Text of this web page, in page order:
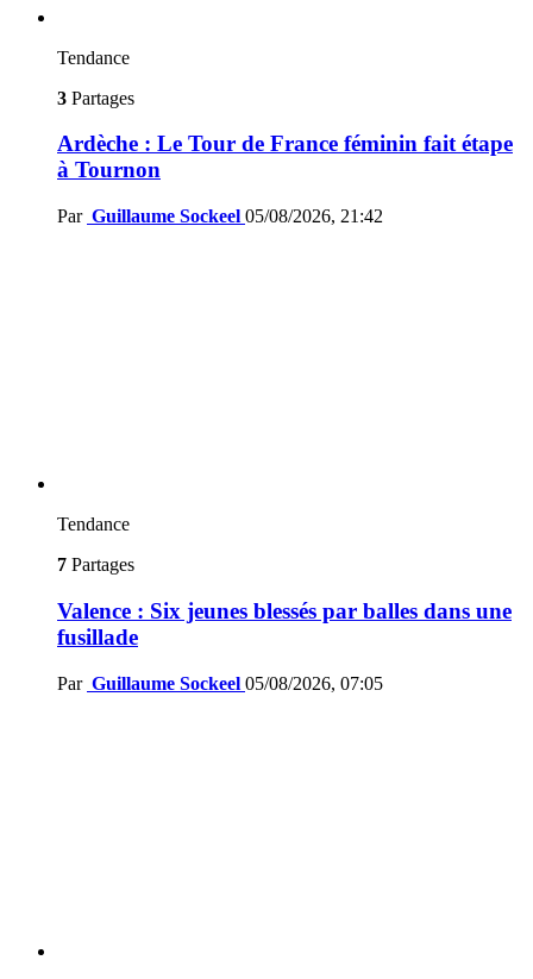
Tendance
3 Partages
Ardèche : Le Tour de France féminin fait étape
à Tournon
Par Guillaume Sockeel 05/08/2026, 21:42
Tendance
7 Partages
Valence : Six jeunes blessés par balles dans une
fusillade
Par Guillaume Sockeel 05/08/2026, 07:05